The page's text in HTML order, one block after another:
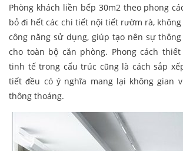
Phòng khách liền bếp 30m2 theo phong
bỏ đi hết các chi tiết nội tiết rườm rà,
công năng sử dụng, giúp tạo nên sự
cho toàn bộ căn phòng. Phong cách
tinh tế trong cấu trúc cũng là cách sắp
tiết đều có ý nghĩa mang lại không gian
thông thoáng.